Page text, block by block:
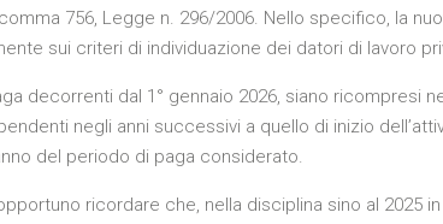
756, Legge n. 296/2006. Nello specifico, la
sui criteri di individuazione dei datori di lavoro
decorrenti dal 1° gennaio 2026, siano ricompresi
negli anni successivi a quello di inizio
del periodo di paga considerato.
ricordare che, nella disciplina sino al 2025